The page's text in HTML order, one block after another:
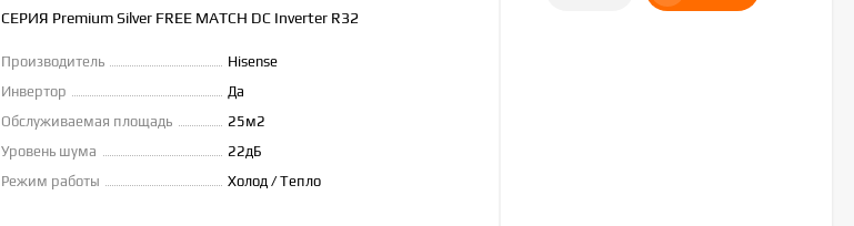
СЕРИЯ Premium Silver FREE MATCH DC Inverter R32
Производитель
Hisense
Инвертор
Да
Обслуживаемая площадь
25м2
Уровень шума
22дБ
Режим работы
Холод / Тепло